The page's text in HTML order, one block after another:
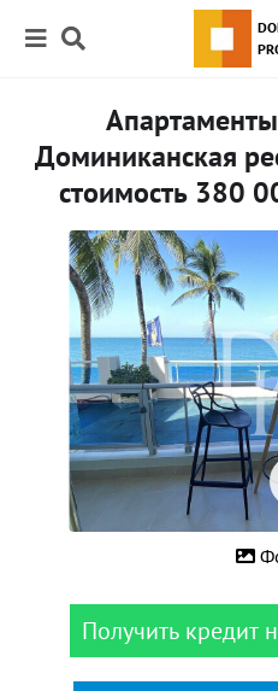
Доминиканская
стоимость 380
Получить кредит